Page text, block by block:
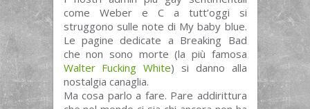
come Weber e C a tutt’oggi si
struggono sulle note di My baby blue.
Le pagine dedicate a Breaking Bad
che non sono morte (la più famosa
Walter Fucking White) si danno alla
nostalgia canaglia.
Ma cosa parlo a fare. Pare addirittura